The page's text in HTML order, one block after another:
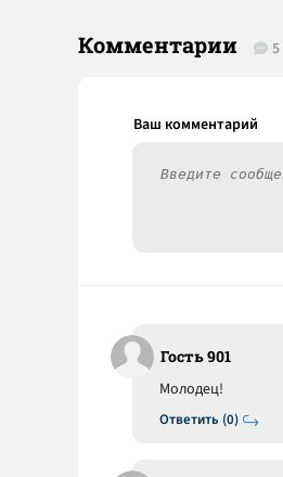
Комментарии 5
Гость 901
Ответить (0)
Молодец!